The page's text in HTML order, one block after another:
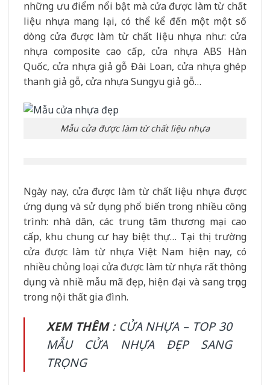
những ưu điểm nổi bật mà cửa được làm từ chất
liệu nhựa mang lại, có thể kể đến một một số
dòng cửa được làm từ chất liệu nhựa như: cửa
nhựa composite cao cấp, cửa nhựa ABS Hàn
Quốc, cửa nhựa giả gỗ Đài Loan, cửa nhựa ghép
thanh giả gỗ, cửa nhựa Sungyu giả gỗ…
Mẫu cửa được làm từ chất liệu nhựa
Ngày nay, cửa được làm từ chất liệu nhựa được
ứng dụng và sử dụng phổ biến trong nhiều công
trình: nhà dân, các trung tâm thương mại cao
cấp, khu chung cư hay biệt thự… Tại thị trường
cửa được làm từ nhựa Việt Nam hiện nay, có
nhiều chủng loại cửa được làm từ nhựa rất thông
dụng và nhiề mẫu mã đẹp, hiện đại và sang trọng
trong nội thất gia đình.
XEM THÊM: CỬA NHỰA – TOP 30
MẪU CỬA NHỰA ĐẸP SANG
TRỌNG